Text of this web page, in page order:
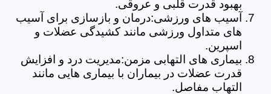
بهبود قدرت قلبی و عروقی.
آسیب های ورزشی:درمان و بازسازی برای آسیب
های متداول ورزشی مانند کشیدگی عضلات و
اسپرین.
بیماری های التهابی مزمن:مدیریت درد و افزایش
قدرت عضلات در بیماران با بیماری هایی مانند
التهاب مفاصل.